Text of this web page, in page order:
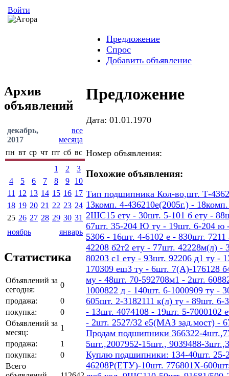
Войти
Предложение
Спрос
Добавить объявление
Архив
объявлений
декабрь,
2017
все
месяца
пн вт ср чт пт сб вс
1
2
3
4
5 6 7 8 9
10
11 12 13 14 15 16 17
18 19 20 21 22 23 24
25 26 27 28 29 30 31
ноябрь
январь
Статистика
Объявлений за
сегодня:
0
продажа:
0
покупка:
0
Объявлений за
месяц:
1
продажа:
1
покупка:
0
Всего
Предложение
Дата: 01.01.1970
Номер объявления:
Похожие объявления:
Тип подшипника Кол-во,шт. Т-
13комп. 4-436210е(2005г.) -
2ШС15 ету - 30шт. 5-101 б ету -
67шт. 35-204 Ю ту - 19шт. 6-204 ю
5306 - 16шт. 4-6102 е - 830шт.
42208 б2т2 ету - 77шт. 42228м(л)
80203 с1 ету - 93шт. 92206 д1 ту
170309 еш3 ту - 6шт. 7(А)-176128
му - 48шт. 70-592708м1 - 2шт.
1000822 д - 140шт. 6-1000909 ту -
605шт. 2-3182111 к(л) ту - 89шт.
- 13шт. 4074108 - 19шт. 5-7000102
- 2шт. 2527/32 е5(МАЗ зад.мост) -
Продам подшипники 366322-
5шт.,2007952-15шт., 9039488-
Куплю подшипники: 134-40шт.
46208Р(ЕТУ)-10шт. 776801Х-